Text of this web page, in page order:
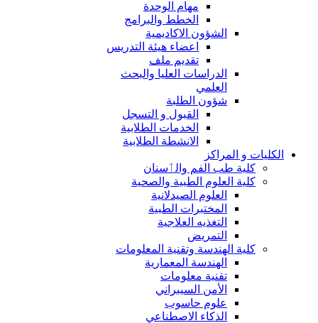
مهام الوحدة
الخطط والبرامج
الشؤون الاكاديمية
اعضاء هيئة التدريس
تقديم ملف
الدراسات العليا والبحث
العلمي
شؤون الطلبة
القبول و التسجل
الخدمات الطلابية
الانشطة الطلابية
الكليات و المراكز
كلية طب الفم والٲسنان
كلية العلوم الطبية والصحية
العلوم الصيدلانية
المختبرات الطبية
التغذيه العلاجية
التمريض
كلية الهندسة وتقنية المعلومات
الهندسة المعمارية
تقنية معلومات
الأمن السيبراني
علوم حاسوب
الذكاء الاصطناعي